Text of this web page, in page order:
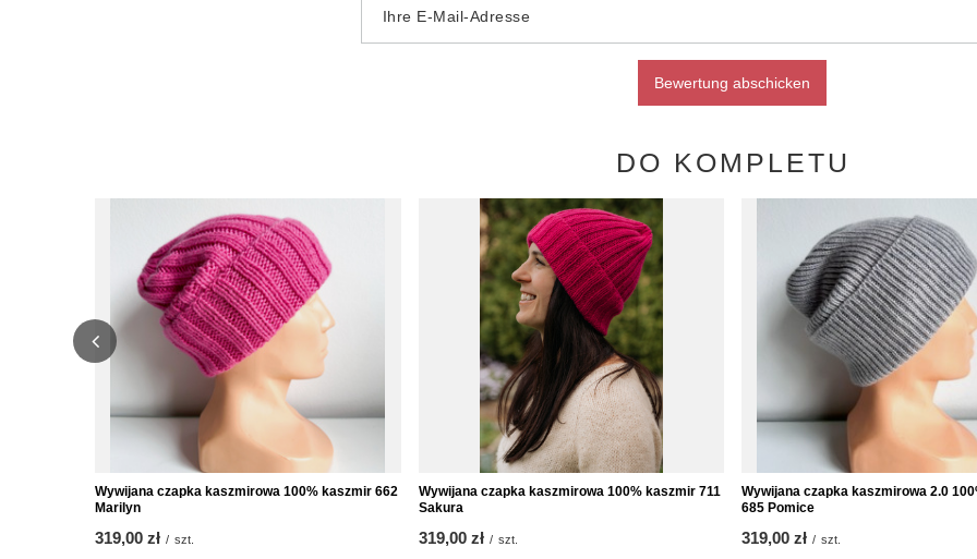
Ihre E-Mail-Adresse
Bewertung abschicken
DO KOMPLETU
Wywijana czapka kaszmirowa 100% kaszmir 662
Marilyn
319,00 zł / szt.
Wywijana czapka kaszmirowa 100% kaszmir 711
Sakura
319,00 zł / szt.
Wywijana czapka kaszmirowa 2.0
685 Pomice
319,00 zł / szt.